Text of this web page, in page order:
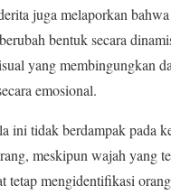
juga melaporkan
bentuk secara
yang membingungkan
emosional.
ini tidak berdampak pada
meskipun wajah yang
tetap mengidentifikasi